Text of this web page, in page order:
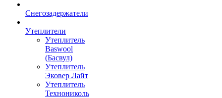
Снегозадержатели
Утеплители
Утеплитель
Baswool
(Басвул)
Утеплитель
Эковер Лайт
Утеплитель
Технониколь